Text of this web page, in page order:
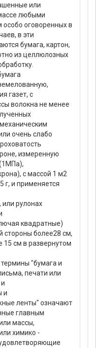
или
любыми
оговоренных в
в эти
бумага, картон,
из целлюлозных
газет, с
волокна не менее
очень слабо
измеренную
с массой 1 м2
г, и применяется
или рулонах
квадратные)
стороны более28 см,
15 см в развернутом
термины "бумага и
печати или
и
ленты" означают
главным
массы,
химико -